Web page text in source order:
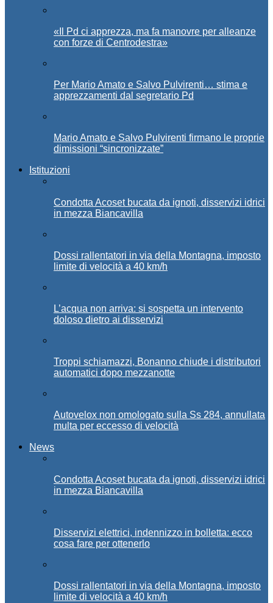
«Il Pd ci apprezza, ma fa manovre per alleanze
con forze di Centrodestra»
Per Mario Amato e Salvo Pulvirenti… stima e
apprezzamenti dal segretario Pd
Mario Amato e Salvo Pulvirenti firmano le proprie
dimissioni “sincronizzate”
Istituzioni
Condotta Acoset bucata da ignoti, disservizi idrici
in mezza Biancavilla
Dossi rallentatori in via della Montagna, imposto
limite di velocità a 40 km/h
L’acqua non arriva: si sospetta un intervento
doloso dietro ai disservizi
Troppi schiamazzi, Bonanno chiude i distributori
automatici dopo mezzanotte
Autovelox non omologato sulla Ss 284, annullata
multa per eccesso di velocità
News
Condotta Acoset bucata da ignoti, disservizi idrici
in mezza Biancavilla
Disservizi elettrici, indennizzo in bolletta: ecco
cosa fare per ottenerlo
Dossi rallentatori in via della Montagna, imposto
limite di velocità a 40 km/h